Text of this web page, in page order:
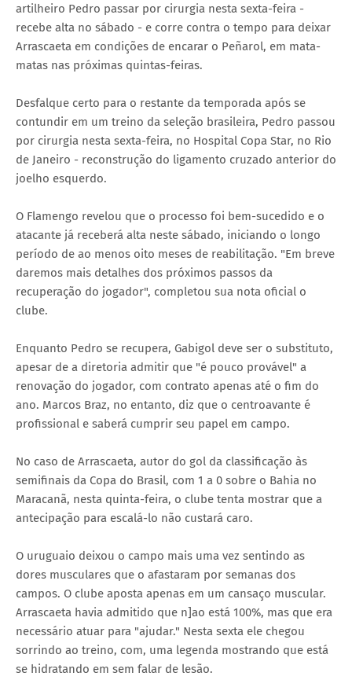
artilheiro Pedro passar por cirurgia nesta sexta-feira -
recebe alta no sábado - e corre contra o tempo para deixar
Arrascaeta em condições de encarar o Peñarol, em mata-
matas nas próximas quintas-feiras.
Desfalque certo para o restante da temporada após se
contundir em um treino da seleção brasileira, Pedro passou
por cirurgia nesta sexta-feira, no Hospital Copa Star, no Rio
de Janeiro - reconstrução do ligamento cruzado anterior do
joelho esquerdo.
O Flamengo revelou que o processo foi bem-sucedido e o
atacante já receberá alta neste sábado, iniciando o longo
período de ao menos oito meses de reabilitação. "Em breve
daremos mais detalhes dos próximos passos da
recuperação do jogador", completou sua nota oficial o
clube.
Enquanto Pedro se recupera, Gabigol deve ser o substituto,
apesar de a diretoria admitir que "é pouco provável" a
renovação do jogador, com contrato apenas até o fim do
ano. Marcos Braz, no entanto, diz que o centroavante é
profissional e saberá cumprir seu papel em campo.
No caso de Arrascaeta, autor do gol da classificação às
semifinais da Copa do Brasil, com 1 a 0 sobre o Bahia no
Maracanã, nesta quinta-feira, o clube tenta mostrar que a
antecipação para escalá-lo não custará caro.
O uruguaio deixou o campo mais uma vez sentindo as
dores musculares que o afastaram por semanas dos
campos. O clube aposta apenas em um cansaço muscular.
Arrascaeta havia admitido que n]ao está 100%, mas que era
necessário atuar para "ajudar." Nesta sexta ele chegou
sorrindo ao treino, com, uma legenda mostrando que está
se hidratando em sem falar de lesão.